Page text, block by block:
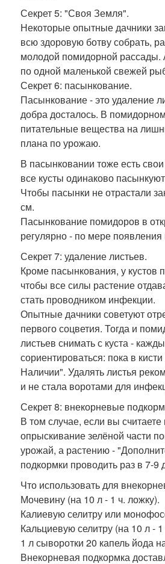
Секрет 5: "Своя Земля".
Некоторые опытные дачники
всю здоровую ботву собрать,
молодой помидорной рассады.
по одной маленькой свежей
Секрет 6: пасынкование.
Пасынкование - это удаление
добра досталось. В
питательные вещества на
плана по урожаю.
В пасынковании тоже есть
все кусты одинаково
Чтобы пасынки не отрастали
см.
Пасынкование помидоров в
регулярно - по мере
Секрет 7: удаление листьев.
Кроме пасынкования, у кустов
чтобы все силы растение
стать проводником инфекции.
Опытные дачники советуют
первого соцветия. Тогда и
листьев снимать с куста -
сориентироваться: пока в
Наличии". Удалять листья
и не стала воротами для
Секрет 8: внекорневые
В том случае, если вы
опрыскивание зелёной части
урожай, а растению -
подкормки проводить раз в 7-
Что использовать для
Мочевину (на 10 л - 1 ч. ложку).
Калиевую селитру или
Кальциевую селитру (на 10 л -
1 л сыворотки 20 капель йода
Внекорневая подкормка